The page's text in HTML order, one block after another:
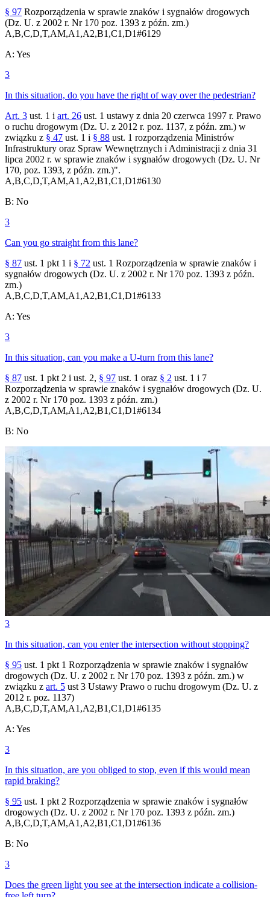
§ 97 Rozporządzenia w sprawie znaków i sygnałów drogowych
(Dz. U. z 2002 r. Nr 170 poz. 1393 z późn. zm.)
A,B,C,D,T,AM,A1,A2,B1,C1,D1#6129
A: Yes
3
In this situation, do you have the right of way over the pedestrian?
Art. 3 ust. 1 i art. 26 ust. 1 ustawy z dnia 20 czerwca 1997 r. Prawo
o ruchu drogowym (Dz. U. z 2012 r. poz. 1137, z późn. zm.) w
związku z § 47 ust. 1 i § 88 ust. 1 rozporządzenia Ministrów
Infrastruktury oraz Spraw Wewnętrznych i Administracji z dnia 31
lipca 2002 r. w sprawie znaków i sygnałów drogowych (Dz. U. Nr
170, poz. 1393, z późn. zm.)".
A,B,C,D,T,AM,A1,A2,B1,C1,D1#6130
B: No
3
Can you go straight from this lane?
§ 87 ust. 1 pkt 1 i § 72 ust. 1 Rozporządzenia w sprawie znaków i
sygnałów drogowych (Dz. U. z 2002 r. Nr 170 poz. 1393 z późn.
zm.)
A,B,C,D,T,AM,A1,A2,B1,C1,D1#6133
A: Yes
3
In this situation, can you make a U-turn from this lane?
§ 87 ust. 1 pkt 2 i ust. 2, § 97 ust. 1 oraz § 2 ust. 1 i 7
Rozporządzenia w sprawie znaków i sygnałów drogowych (Dz. U.
z 2002 r. Nr 170 poz. 1393 z późn. zm.)
A,B,C,D,T,AM,A1,A2,B1,C1,D1#6134
B: No
3
In this situation, can you enter the intersection without stopping?
§ 95 ust. 1 pkt 1 Rozporządzenia w sprawie znaków i sygnałów
drogowych (Dz. U. z 2002 r. Nr 170 poz. 1393 z późn. zm.) w
związku z art. 5 ust 3 Ustawy Prawo o ruchu drogowym (Dz. U. z
2012 r. poz. 1137)
A,B,C,D,T,AM,A1,A2,B1,C1,D1#6135
A: Yes
3
In this situation, are you obliged to stop, even if this would mean
rapid braking?
§ 95 ust. 1 pkt 2 Rozporządzenia w sprawie znaków i sygnałów
drogowych (Dz. U. z 2002 r. Nr 170 poz. 1393 z późn. zm.)
A,B,C,D,T,AM,A1,A2,B1,C1,D1#6136
B: No
3
Does the green light you see at the intersection indicate a collision-